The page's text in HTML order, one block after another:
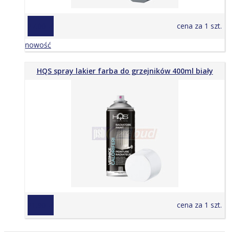
cena za 1 szt.
nowość
HQS spray lakier farba do grzejników 400ml biały
cena za 1 szt.